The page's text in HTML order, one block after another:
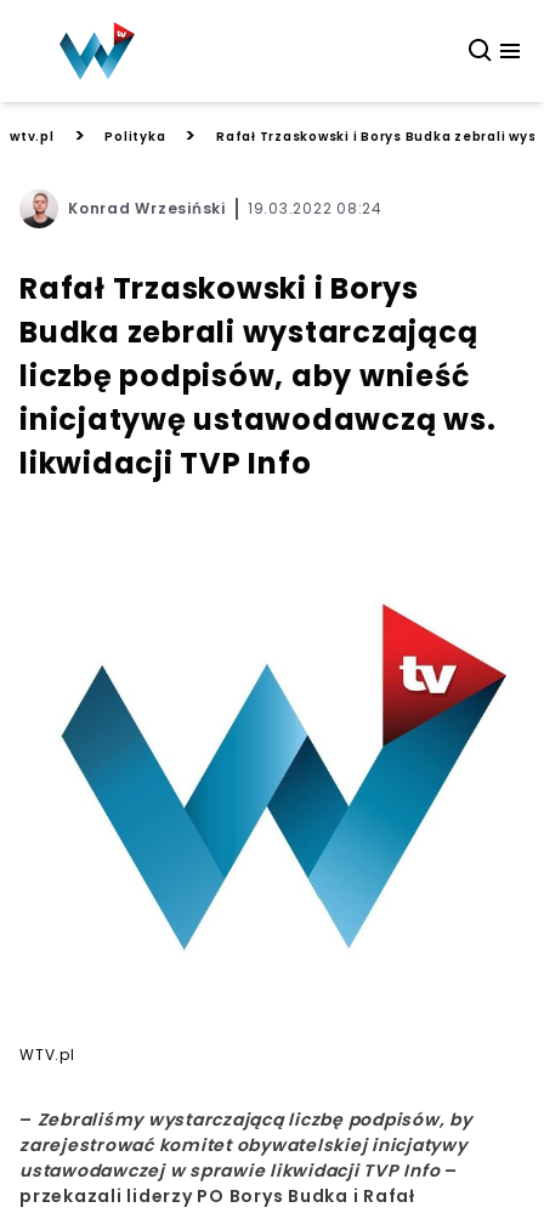
wtv.pl > Polityka > Rafał Trzaskowski i Borys Budka zebrali
Konrad Wrzesiński 19.03.2022 08:24
Rafał Trzaskowski i Borys
Budka zebrali wystarczającą
liczbę podpisów, aby wnieść
inicjatywę ustawodawczą ws.
likwidacji TVP Info
WTV.pl
– Zebraliśmy wystarczającą liczbę podpisów, by
zarejestrować komitet obywatelskiej inicjatywy
ustawodawczej w sprawie likwidacji TVP Info–
przekazali liderzy PO Borys Budka i Rafał